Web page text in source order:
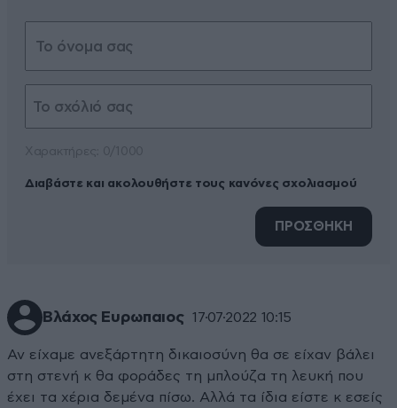
Διαβάστε και ακολουθήστε τους κανόνες σχολιασμού
ΠΡΟΣΘΗΚΗ
Βλάχος Ευρωπαιος 17·07·2022 10:15
Αν είχαμε ανεξάρτητη δικαιοσύνη θα σε είχαν βάλει
στη στενή κ θα φοράδες τη μπλούζα τη λευκή που
έχει τα χέρια δεμένα πίσω. Αλλά τα ίδια είστε κ εσείς